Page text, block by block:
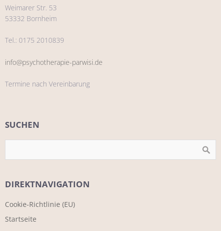
Weimarer Str. 53
53332 Bornheim
Tel.: 0175 2010839
info@psychotherapie-parwisi.de
Termine nach Vereinbarung
SUCHEN
DIREKTNAVIGATION
Cookie-Richtlinie (EU)
Startseite